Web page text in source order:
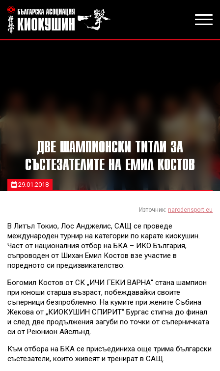
ДВЕ ШАМПИОНСКИ ТИТЛИ ЗА
СЪСТЕЗАТЕЛИТЕ НА ЕМИЛ КОСТОВ
29.01.2018
Източник: narodensport.eu
В Литъл Токио, Лос Анджелис, САЩ се проведе
международен турнир на категории по карате киокушин.
Част от националния отбор на БКА – ИКО България,
съпроводен от Шихан Емил Костов взе участие в
поредното си предизвикателство.
Богомил Костов от СК „ИЧИ ГЕКИ ВАРНА“ стана шампион
при юноши старша възраст, побеждавайки своите
съперници безпроблемно. На кумите при жените Събина
Жекова от „КИОКУШИН СПИРИТ“ Бургас стигна до финал
и след две продължения загуби по точки от съперничката
си от Реюнион Айслънд.
Към отбора на БКА се присъединиха още трима български
състезатели, които живеят и тренират в САЩ.